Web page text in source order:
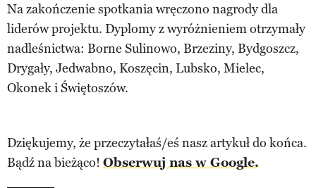
Na zakończenie spotkania wręczono nagrody dla
liderów projektu. Dyplomy z wyróżnieniem otrzymały
nadleśnictwa: Borne Sulinowo, Brzeziny, Bydgoszcz,
Drygały, Jedwabno, Koszęcin, Lubsko, Mielec,
Okonek i Świętoszów.
Dziękujemy, że przeczytałaś/eś nasz artykuł do końca.
Bądź na bieżąco! Obserwuj nas w Google.